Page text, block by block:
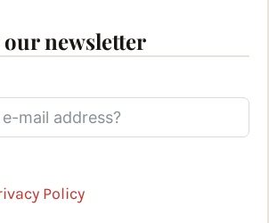
newsletter
Policy